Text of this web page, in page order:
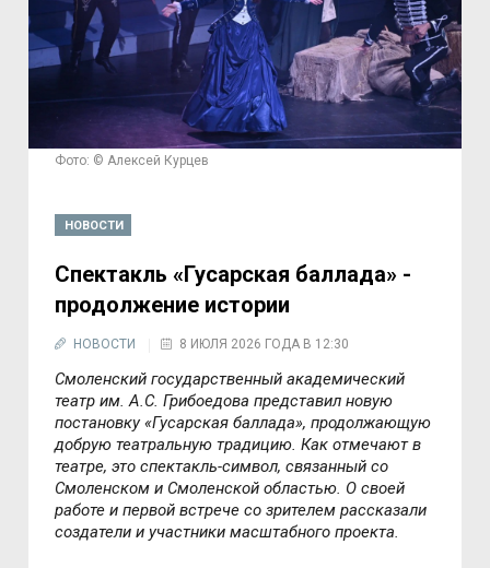
Фото: © Алексей Курцев
НОВОСТИ
Спектакль «Гусарская баллада» -
продолжение истории
НОВОСТИ 8 ИЮЛЯ 2026 ГОДА В 12:30
Смоленский государственный академический
театр им. А.С. Грибоедова представил новую
постановку «Гусарская баллада», продолжающую
добрую театральную традицию. Как отмечают в
театре, это спектакль-символ, связанный со
Смоленском и Смоленской областью. О своей
работе и первой встрече со зрителем рассказали
создатели и участники масштабного проекта.